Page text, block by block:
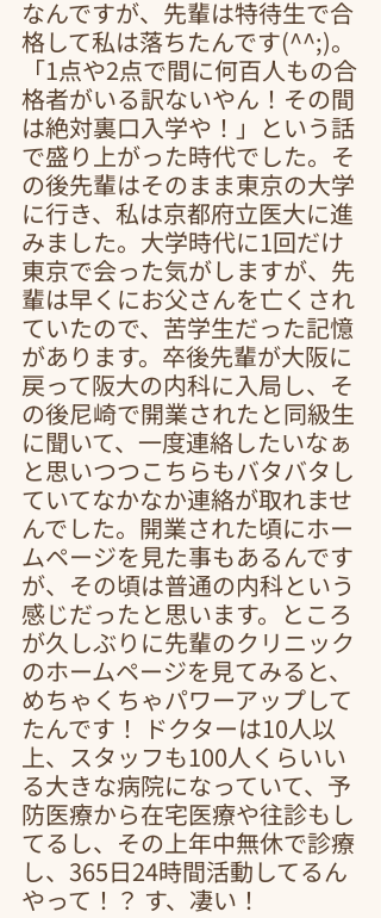
なんですが、先輩は特待生で合
格して私は落ちたんです(^^;)。
「1点や2点で間に何百人もの合
格者がいる訳ないやん！その間
は絶対裏口入学や！」という話
で盛り上がった時代でした。そ
の後先輩はそのまま東京の大学
に行き、私は京都府立医大に進
みました。大学時代に1回だけ
東京で会った気がしますが、先
輩は早くにお父さんを亡くされ
ていたので、苦学生だった記憶
があります。卒後先輩が大阪に
戻って阪大の内科に入局し、そ
の後尼崎で開業されたと同級生
に聞いて、一度連絡したいなぁ
と思いつつこちらもバタバタし
ていてなかなか連絡が取れませ
んでした。開業された頃にホー
ムページを見た事もあるんです
が、その頃は普通の内科という
感じだったと思います。ところ
が久しぶりに先輩のクリニック
のホームページを見てみると、
めちゃくちゃパワーアップして
たんです！ ドクターは10人以
上、スタッフも100人くらいい
る大きな病院になっていて、予
防医療から在宅医療や往診もし
てるし、その上年中無休で診療
し、365日24時間活動してるん
やって！？ す、凄い！